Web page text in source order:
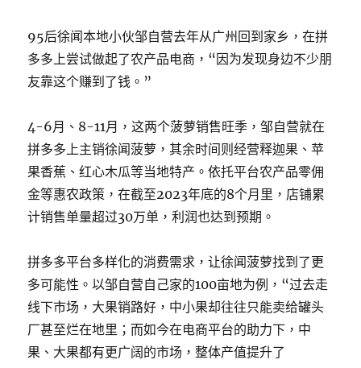
95后徐闻本地小伙邹自营去年从广州回到家乡，在拼
多多上尝试做起了农产品电商，“因为发现身边不少朋
友靠这个赚到了钱。”
4-6月、8-11月，这两个菠萝销售旺季，邹自营就在
拼多多上主销徐闻菠萝，其余时间则经营释迦果、苹
果香蕉、红心木瓜等当地特产。依托平台农产品零佣
金等惠农政策，在截至2023年底的8个月里，店铺累
计销售单量超过30万单，利润也达到预期。
拼多多平台多样化的消费需求，让徐闻菠萝找到了更
多可能性。以邹自营自己家的100亩地为例，“过去走
线下市场，大果销路好，中小果却往往只能卖给罐头
厂甚至烂在地里；而如今在电商平台的助力下，中
果、大果都有更广阔的市场，整体产值提升了